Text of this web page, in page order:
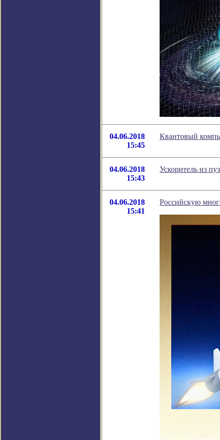
04.06.2018
15:45
Квантовый
04.06.2018
15:43
Ускоритель из
04.06.2018
15:41
Российскую